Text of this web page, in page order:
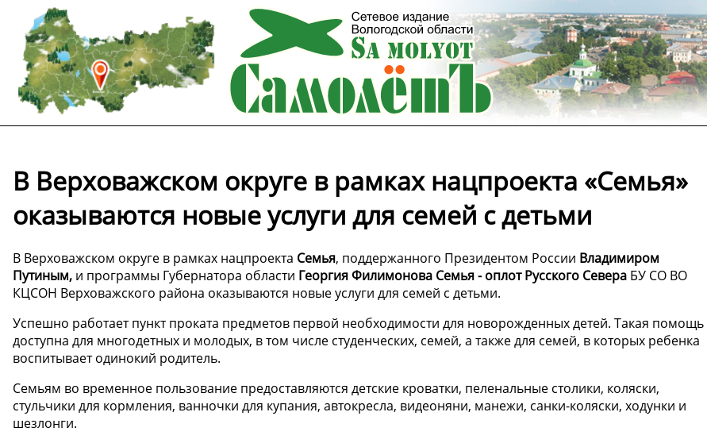
В Верховажском округе в рамках нацпроекта «Семья»
оказываются новые услуги для семей с детьми
В Верховажском округе в рамках нацпроекта Семья, поддержанного Президентом России Владимиром
Путиным, и программы Губернатора области Георгия Филимонова Семья - оплот Русского Севера БУ СО ВО
КЦСОН Верховажского района оказываются новые услуги для семей с детьми.
Успешно работает пункт проката предметов первой необходимости для новорожденных детей. Такая помощь
доступна для многодетных и молодых, в том числе студенческих, семей, а также для семей, в которых ребенка
воспитывает одинокий родитель.
Семьям во временное пользование предоставляются детские кроватки, пеленальные столики, коляски,
стульчики для кормления, ванночки для купания, автокресла, видеоняни, манежи, санки-коляски, ходунки и
шезлонги.